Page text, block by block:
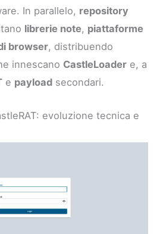
In parallelo, repository
librerie note, piattaforme
browser, distribuendo
innescano CastleLoader e, a
e payload secondari.
evoluzione tecnica e